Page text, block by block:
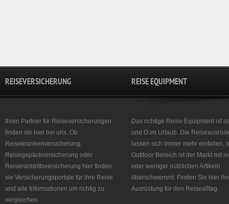
REISEVERSICHERUNG
Ihren Partner für Reiseversicherungen
finden sie hier bei uns. Ob
Reisekrankenversicherung,
Reisegepäckversicherung oder
Reiserücktrittsversicherung hier finden
sie Versicherungsportale für ihre Reise
und alle Informationen um richtig zu
vergleichen.
REISE EQUIPMENT
Das richtige Reise Equipment ist
und O im Urlaub. Die
lassen sich immer mehr einfallen,
Outdoor Bereich ist der Markt mit
oder weniger nützlichen Artikeln
überschwemmt. Finden Sie hier
Ausrüstung für den Reisealltag.